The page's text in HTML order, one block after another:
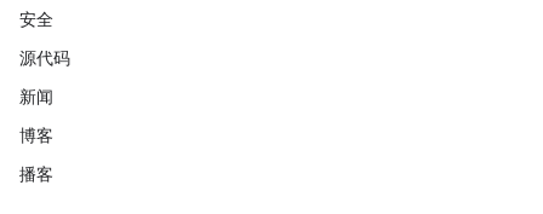
安全
源代码
新闻
博客
播客